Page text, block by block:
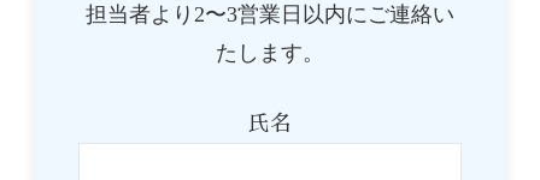
担当者より2〜3営業日以内にご連絡い
たします。
氏名